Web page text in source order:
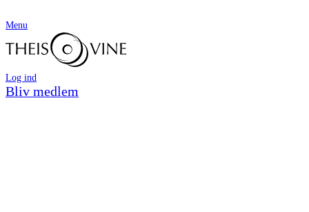
Menu
Log ind
Bliv medlem